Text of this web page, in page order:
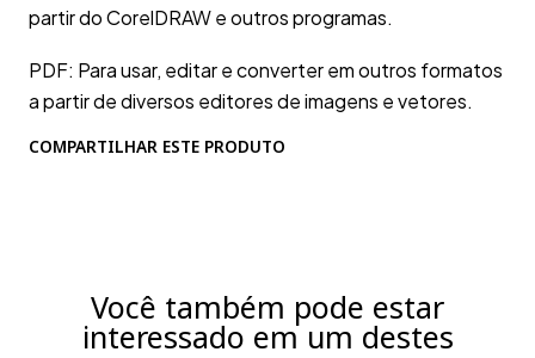
partir do CorelDRAW e outros programas.
PDF: Para usar, editar e converter em outros formatos
a partir de diversos editores de imagens e vetores.
COMPARTILHAR ESTE PRODUTO
Você também pode estar
interessado em um destes